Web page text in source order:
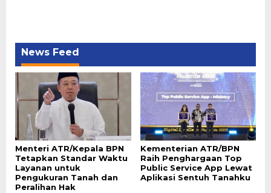
News Feed
Menteri ATR/Kepala BPN
Tetapkan Standar Waktu
Layanan untuk
Pengukuran Tanah dan
Peralihan Hak
Kementerian ATR/BPN
Raih Penghargaan Top
Public Service App Lewat
Aplikasi Sentuh Tanahku